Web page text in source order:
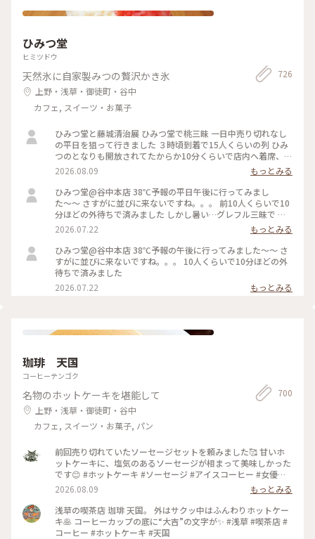
ひみつ堂
ヒミツドウ
天然氷に自家製みつの贅沢かき氷
上野・浅草・御徒町・谷中
カフェ, スイーツ・お菓子
726
ひみつ堂と藤城清治展 ひみつ堂で桃三昧 一日中売り切れなし
の平日を狙って行きました ３時頃到着で15人くらいの列 ひみ
つのとなりも開放されてたからか10分くらいで店内へ着席、、
超スムーズ！ カウンター席は目の前でいろいろなかき氷の過
程が見られて楽しい。。目移りしてしまう👀 桃三昧は見た目
のまんま 余計な味がしないフレッシュな桃！ 中に隠れたクリ
ームが冷えた舌を休ませてくれます これ、かなり重要です！
この日は日本橋丸善で開催中の藤城清治先生の版画展にも 102
歳になられた今年も新作を披露されてます 写真はNGですが前
回より作品がたくさんあって楽しめました
2026.08.09
もっとみる
ひみつ堂@谷中本店 38℃予報の平日午後に行ってみまし
た〜〜 さすがに並びに来ないですね。。。 前10人くらいで10
分ほどの外待ちで済みました しかし暑い…グレフル三昧で 果
肉たくさん載って甘いと苦いがちょうどいい！ よーぐると蜜
がいらないくらいしっかり柑橘の味🍋 溶けても生ジュースみ
たいで最後まで美味しかった 夜の部で桃メニューが出る日で
迷ったけどさすがに２時間待てない、、、 それに17時からけ
っこう並ぶのよね。。日没前でまだ暑いし！ 以外と日中は穴
2026.07.22
もっとみる
ひみつ堂@谷中本店 38℃予報の午後に行ってみました〜〜 さ
すがに並びに来ないですね。。。 10人くらいで10分ほどの外
待ちで済みました
2026.07.22
もっとみる
珈琲 天国
コーヒーテンゴク
名物のホットケーキを堪能して
上野・浅草・御徒町・谷中
カフェ, スイーツ・お菓子, パン
700
前回売り切れていたソーセージセットを頼みました🥰 甘いホ
ットケーキに、塩気のあるソーセージが相まって美味しかった
です😊 #ホットケーキ #ソーセージ #アイスコーヒー #女優め
し
2026.08.09
もっとみる
浅草の喫茶店 珈琲 天国。 外はサクッ中はふんわりホットケー
キ🥞 コーヒーカップの底に“大吉”の文字が✨ #浅草 #喫茶店 #
コーヒー #ホットケーキ #天国